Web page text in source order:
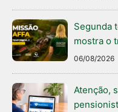
Segunda
mostra o
06/08/2026
Atenção,